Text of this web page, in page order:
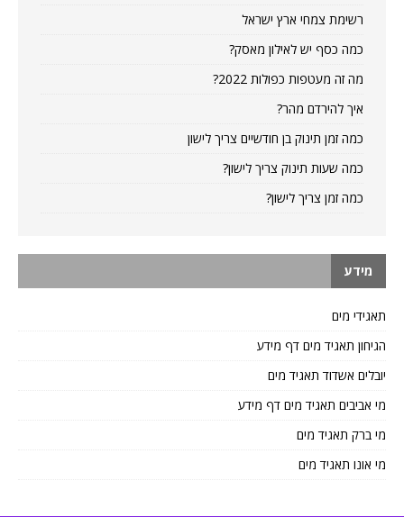
רשימת צמחי ארץ ישראל
כמה כסף יש לאילון מאסק?
מה זה מעטפות כפולות 2022?
איך להירדם מהר?
כמה זמן תינוק בן חודשיים צריך לישון
כמה שעות תינוק צריך לישון?
כמה זמן צריך לישון?
מידע
תאגידי מים
הגיחון תאגיד מים דף מידע
יובלים אשדוד תאגיד מים
מי אביבים תאגיד מים דף מידע
מי ברק תאגיד מים
מי אונו תאגיד מים